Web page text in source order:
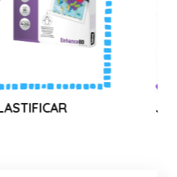
Juego: 🌻 El